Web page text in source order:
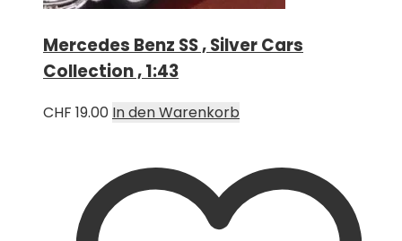
Mercedes Benz SS , Silver Cars
Collection , 1:43
CHF 19.00 In den Warenkorb